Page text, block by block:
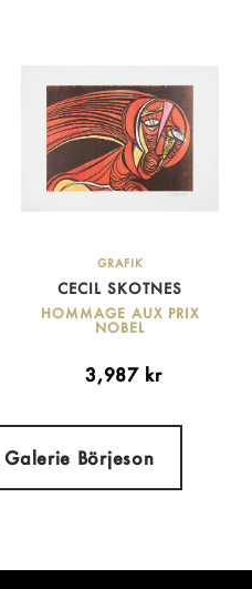
GRAFIK
CECIL SKOTNES
HOMMAGE AUX PRIX
NOBEL
3,987 kr
Börjeson